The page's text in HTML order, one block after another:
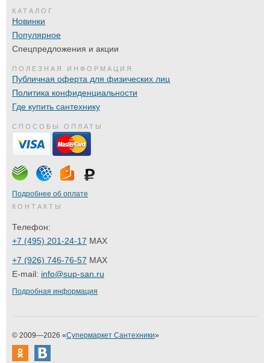
КАТАЛОГ
Новинки
Популярное
Спецпредложения и акции
ПОЛЕЗНАЯ ИНФОРМАЦИЯ
Публичная оферта для физических лиц
Политика конфиденциальности
Где купить сантехнику
СПОСОБЫ ОПЛАТЫ
Подробнее об оплате
КОНТАКТЫ
Телефон:
+7 (495) 201-24-17 MAX
+7 (926) 746-76-57 MAX
E-mail: info@sup-san.ru
Подробная информация
© 2009—2026 «Супермаркет Сантехники»